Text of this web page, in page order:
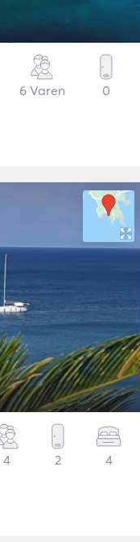
6 Varen 0
4 2 4